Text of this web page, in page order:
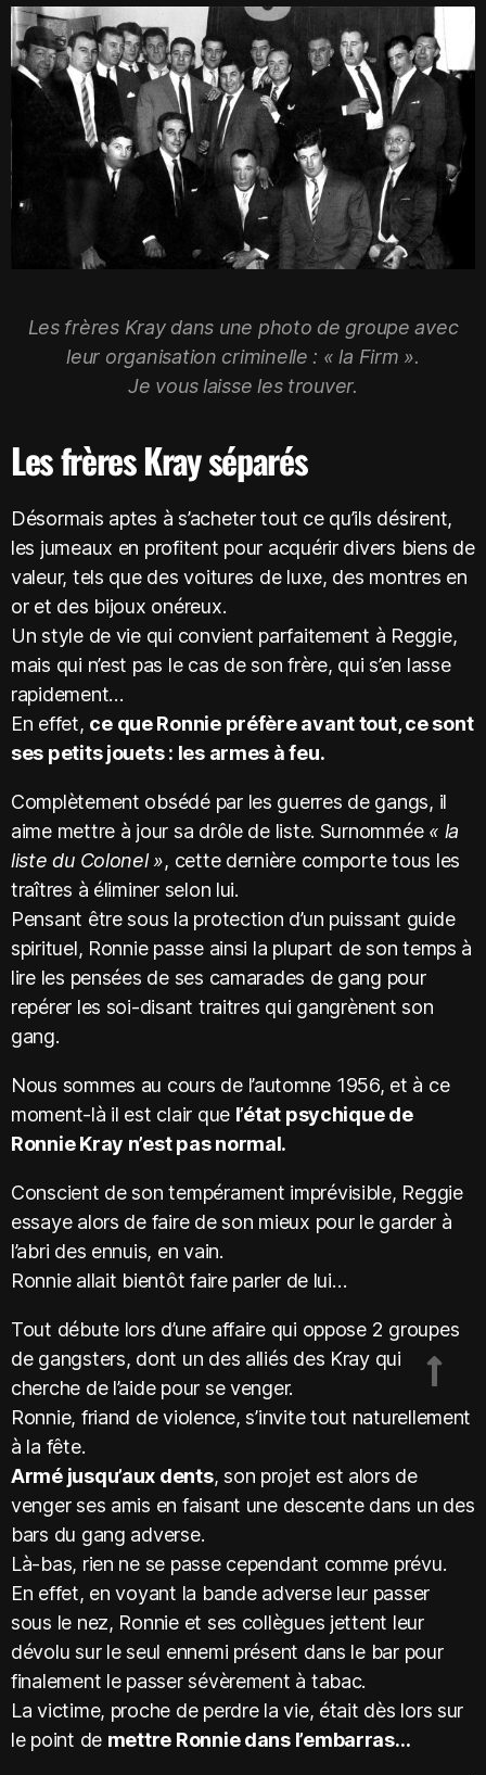
Les frères Kray dans une photo de groupe avec
leur organisation criminelle : « la Firm ».
Je vous laisse les trouver.
Les frères Kray séparés
Désormais aptes à s’acheter tout ce qu’ils désirent,
les jumeaux en profitent pour acquérir divers biens de
valeur, tels que des voitures de luxe, des montres en
or et des bijoux onéreux.
Un style de vie qui convient parfaitement à Reggie,
mais qui n’est pas le cas de son frère, qui s’en lasse
rapidement…
En effet, ce que Ronnie préfère avant tout, ce sont
ses petits jouets : les armes à feu.
Complètement obsédé par les guerres de gangs, il
aime mettre à jour sa drôle de liste. Surnommée « la
liste du Colonel », cette dernière comporte tous les
traîtres à éliminer selon lui.
Pensant être sous la protection d’un puissant guide
spirituel, Ronnie passe ainsi la plupart de son temps à
lire les pensées de ses camarades de gang pour
repérer les soi-disant traitres qui gangrènent son
gang.
Nous sommes au cours de l’automne 1956, et à ce
moment-là il est clair que l’état psychique de
Ronnie Kray n’est pas normal.
Conscient de son tempérament imprévisible, Reggie
essaye alors de faire de son mieux pour le garder à
l’abri des ennuis, en vain.
Ronnie allait bientôt faire parler de lui…
Tout débute lors d’une affaire qui oppose 2 groupes
de gangsters, dont un des alliés des Kray qui
cherche de l’aide pour se venger.
Ronnie, friand de violence, s’invite tout naturellement
à la fête.
Armé jusqu’aux dents, son projet est alors de
venger ses amis en faisant une descente dans un des
bars du gang adverse.
Là-bas, rien ne se passe cependant comme prévu.
En effet, en voyant la bande adverse leur passer
sous le nez, Ronnie et ses collègues jettent leur
dévolu sur le seul ennemi présent dans le bar pour
finalement le passer sévèrement à tabac.
La victime, proche de perdre la vie, était dès lors sur
le point de mettre Ronnie dans l’embarras…